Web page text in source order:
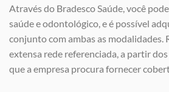
Através do Bradesco Saúde, você
saúde e odontológico, e é possível
conjunto com ambas as modalidades.
extensa rede referenciada, a partir
que a empresa procura fornecer